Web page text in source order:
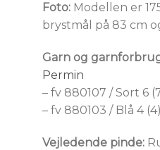
Foto: Modellen er
brystmål på 83 cm
Garn og
Permin
– fv 880107 / Sort 6
– fv 880103 / Blå 4
Vejledende pinde: